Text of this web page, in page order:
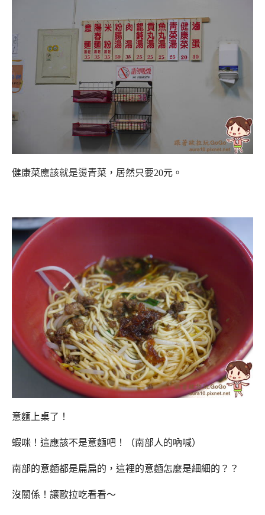
健康菜應該就是燙青菜，居然只要20元。
意麵上桌了！
蝦咪！這應該不是意麵吧！（南部人的吶喊）
南部的意麵都是扁扁的，這裡的意麵怎麼是細細的？？
沒關係！讓歐拉吃看看～